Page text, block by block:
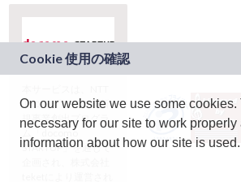
ドコモグループの新
規事業創出プログラ
ム「docomo
STARTUP」を通じて
On our website we use some cookies.
necessary for our site to work
information about how our site is used.